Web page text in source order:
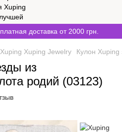
доставка от 2000 грн.
Xuping Jewelry Кулон Xuping
из
родий (03123)